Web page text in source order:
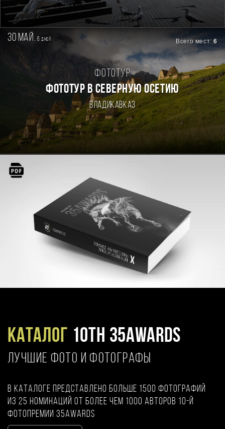
30 май. 6дней Всего мест:6
Фототур
ФОТОТУР В СЕВЕРНУЮ ОСЕТИЮ
Владикавказ
Каталог 10TH 35AWARDS
ЛУЧШИЕ ФОТО И ФОТОГРАФЫ
В каталоге представлено больше 1500 фотографий
из 25 номинаций от более чем 1000 авторов 10-й
фотопремии 35AWARDS